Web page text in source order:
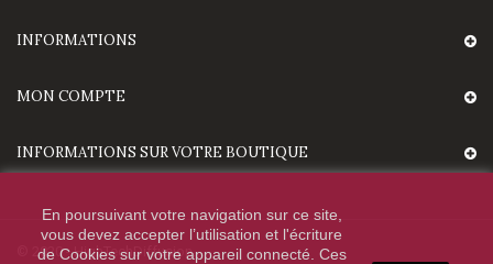
INFORMATIONS
MON COMPTE
INFORMATIONS SUR VOTRE BOUTIQUE
En poursuivant votre navigation sur ce site,
vous devez accepter l’utilisation et l'écriture
de Cookies sur votre appareil connecté. Ces
© 2020 - HighTechDiffusion.